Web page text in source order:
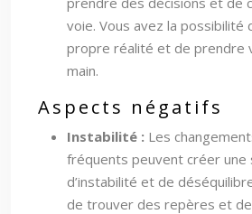
voie. Vous avez la possibilité
propre réalité et de prendre
main.
Aspects négatifs
Instabilité : Les
fréquents peuvent créer une
d’instabilité et de
de trouver des repères et